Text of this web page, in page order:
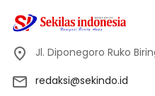
Jl. Diponegoro Ruko
redaksi@sekindo.id